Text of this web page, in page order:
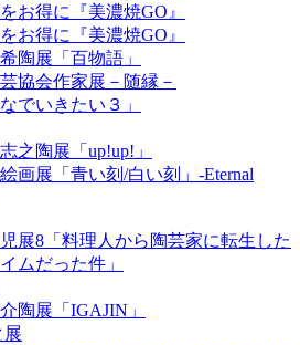
お得に『美濃焼GO』
お得に『美濃焼GO』
陶展「百物語」
協会作家展－随縁－
なでいきたい３」
之陶展「up!up!」
画展「青い刻/白い刻」-Eternal
展8「料理人から陶芸家に転生した
ムだった件」
陶展「IGAJIN」
展